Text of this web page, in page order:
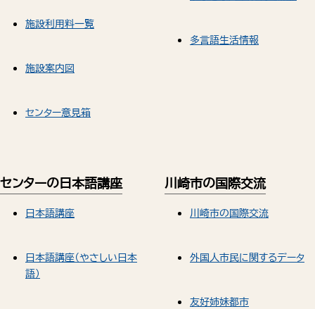
施設利用料一覧
施設案内図
センター意見箱
多言語生活情報
センターの日本語講座
日本語講座
日本語講座（やさしい日本
語）
川崎市の国際交流
川崎市の国際交流
外国人市民に関するデータ
友好姉妹都市